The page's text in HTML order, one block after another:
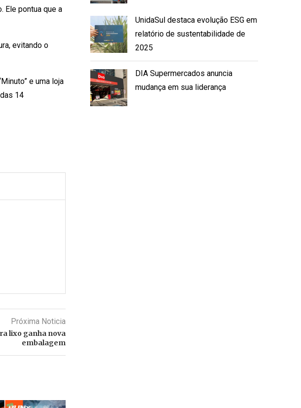
Ele pontua que a
evitando o
e uma loja
14
Próxima Noticia
lixo ganha nova
embalagem
UnidaSul destaca evolução ESG em
relatório de sustentabilidade de
2025
DIA Supermercados anuncia
mudança em sua liderança